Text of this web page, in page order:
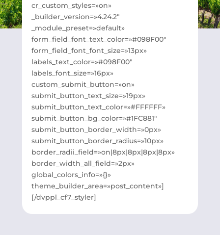
cr_custom_styles=»on»
_builder_version=»4.24.2″
_module_preset=»default»
form_field_font_text_color=»#098F00″
form_field_font_font_size=»13px»
labels_text_color=»#098F00″
labels_font_size=»16px»
custom_submit_button=»on»
submit_button_text_size=»19px»
submit_button_text_color=»#FFFFFF»
submit_button_bg_color=»#1FC881″
submit_button_border_width=»0px»
submit_button_border_radius=»10px»
border_radii_field=»on|8px|8px|8px|8px»
border_width_all_field=»2px»
global_colors_info=»{}»
theme_builder_area=»post_content»]
[/dvppl_cf7_styler]